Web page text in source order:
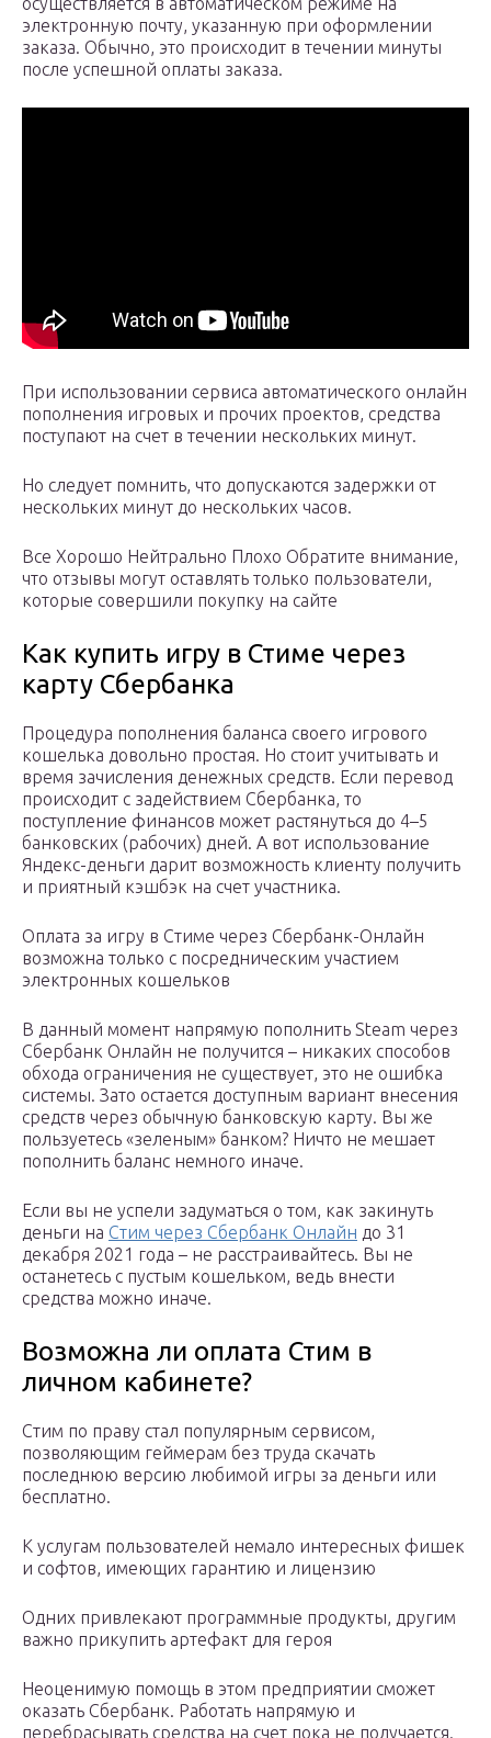
электронную почту, указанную при оформлении
заказа. Обычно, это происходит в течении минуты
после успешной оплаты заказа.
При использовании сервиса автоматического онлайн
пополнения игровых и прочих проектов, средства
поступают на счет в течении нескольких минут.
Но следует помнить, что допускаются задержки от
нескольких минут до нескольких часов.
Все Хорошо Нейтрально Плохо Обратите внимание,
что отзывы могут оставлять только пользователи,
которые совершили покупку на сайте
Как купить игру в Стиме через
карту Сбербанка
Процедура пополнения баланса своего игрового
кошелька довольно простая. Но стоит учитывать и
время зачисления денежных средств. Если перевод
происходит с задействием Сбербанка, то
поступление финансов может растянуться до 4–5
банковских (рабочих) дней. А вот использование
Яндекс-деньги дарит возможность клиенту получить
и приятный кэшбэк на счет участника.
Оплата за игру в Стиме через Сбербанк-Онлайн
возможна только с посредническим участием
электронных кошельков
В данный момент напрямую пополнить Steam через
Сбербанк Онлайн не получится – никаких способов
обхода ограничения не существует, это не ошибка
системы. Зато остается доступным вариант внесения
средств через обычную банковскую карту. Вы же
пользуетесь «зеленым» банком? Ничто не мешает
пополнить баланс немного иначе.
Если вы не успели задуматься о том, как закинуть
деньги на Стим через Сбербанк Онлайн до 31
декабря 2021 года – не расстраивайтесь. Вы не
останетесь с пустым кошельком, ведь внести
средства можно иначе.
Возможна ли оплата Стим в
личном кабинете?
Стим по праву стал популярным сервисом,
позволяющим геймерам без труда скачать
последнюю версию любимой игры за деньги или
бесплатно.
К услугам пользователей немало интересных фишек
и софтов, имеющих гарантию и лицензию
Одних привлекают программные продукты, другим
важно прикупить артефакт для героя
Неоценимую помощь в этом предприятии сможет
оказать Сбербанк. Работать напрямую и
перебрасывать средства на счет пока не получается.